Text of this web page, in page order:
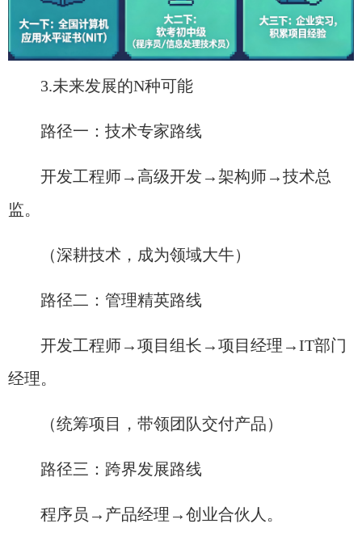
3.未来发展的N种可能
路径一：技术专家路线
开发工程师→高级开发→架构师→技术总
监。
（深耕技术，成为领域大牛）
路径二：管理精英路线
开发工程师→项目组长→项目经理→IT部门
经理。
（统筹项目，带领团队交付产品）
路径三：跨界发展路线
程序员→产品经理→创业合伙人。